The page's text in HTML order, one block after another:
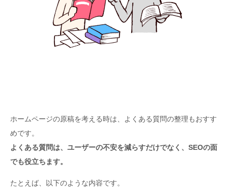
ホームページの原稿を考える時は、よくある質問の整理もおすす
めです。
よくある質問は、ユーザーの不安を減らすだけでなく、SEOの面
でも役立ちます。
たとえば、以下のような内容です。